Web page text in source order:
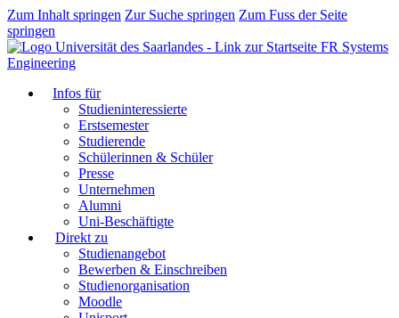
Zum Inhalt springen Zur Suche springen Zum Fuss der Seite
springen
FR Systems
Engineering
Infos für
Studieninteressierte
Erstsemester
Studierende
Schülerinnen & Schüler
Presse
Unternehmen
Alumni
Uni-Beschäftigte
Direkt zu
Studienangebot
Bewerben & Einschreiben
Studienorganisation
Moodle